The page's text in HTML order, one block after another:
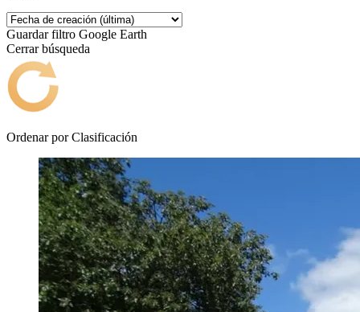
Guardar filtro Google Earth
Cerrar búsqueda
Ordenar por Clasificación